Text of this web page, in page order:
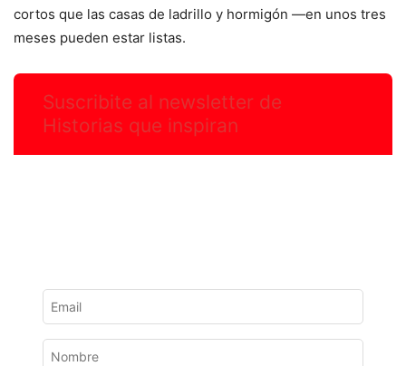
cortos que las casas de ladrillo y hormigón —en unos tres
meses pueden estar listas.
Suscribite al newsletter de
Historias que inspiran